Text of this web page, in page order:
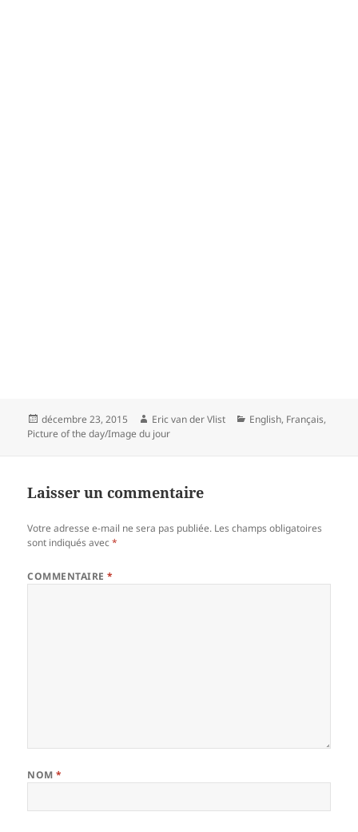
Posted
on
décembre 23, 2015 Author
Eric van der Vlist Categories
English, Français,
Picture of the day/Image du jour
Laisser un commentaire
Votre adresse e-mail ne sera pas publiée. Les champs obligatoires
sont indiqués avec*
COMMENTAIRE*
NOM*